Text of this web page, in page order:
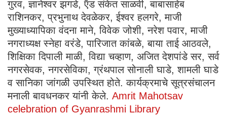
गुरव, ज्ञानेश्वर झगडे, ऍड संकेत साळवी, बाबासाहेब
राशिनकर, प्रभुनाथ देवळेकर, ईश्वर हलगरे, माजी
मुख्याध्यापिका वंदना माने, विवेक जोशी, नरेश पवार, माजी
नगराध्यक्ष स्नेहा वरंडे, पारिजात कांबळे, बाया ताई आठवले,
शिक्षिका दिपाली माळी, विद्या चव्हाण, अजित देशपांडे सर, सर्व
नगरसेवक, नगरसेविका, ग्रंथपाल सोनाली घाडे, शामली घाडे
व सानिका जांगळी उपस्थित होते. कार्यक्रमाचे सूत्रसंचालन
मनाली बावधनकर यांनी केले. Amrit Mahotsav
celebration of Gyanrashmi Library